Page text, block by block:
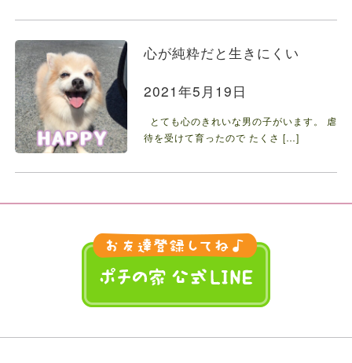
心が純粋だと生きにくい
2021年5月19日
とても心のきれいな男の子がいます。 虐
待を受けて育ったので たくさ […]